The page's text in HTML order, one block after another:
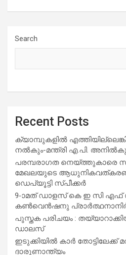
Search
Recent Posts
ക്യാമ്പുകളിൽ
നൽകും-മന്ത്രി എ.പി.
പരമ്പരാഗത നെയ്ത്തുകാരെ
മേഖലയുടെ
ഡെപ്യൂട്ടി സ്പീക്കർ
9-ാമത് ഡാളസ് കെ ഇ സി
കൺവെൻഷനു
പുസ്തക പരിചയം :
ഡാലസ്
ഇടുക്കിയിൽ കാർ തോട്ടിലേക്ക്
ദാരുണാന്ത്യം